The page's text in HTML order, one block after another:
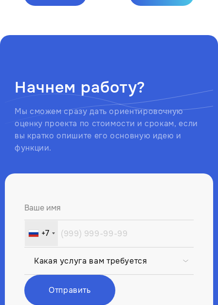
Начнем работу?
Мы сможем сразу дать ориентировочную
оценку проекта по стоимости и срокам, если
вы кратко опишите его основную идею и
функции.
Ваше имя
Russia
+7
+7
Отправить